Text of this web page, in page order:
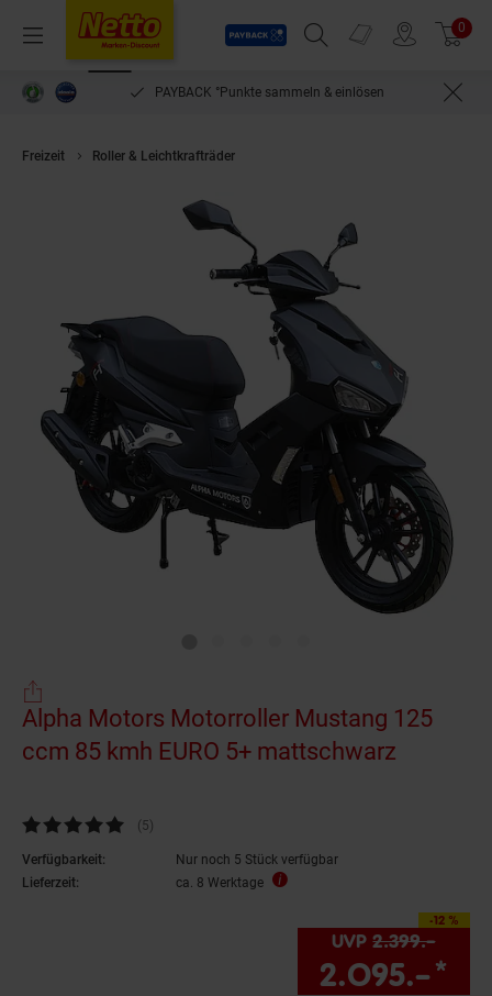
Menü
Payback
Suchfeld einblenden
Prospekte 0
PAYBACK °Punkte sammeln & einlösen
Freizeit Roller & Leichtkrafträder
Alpha Motors Motorroller Mustang 125
ccm 85 kmh EURO 5+ mattschwarz
Kundenbewertung: 4,8 von 5 Sternen
(5Kundenbewertungen
)
Verfügbarkeit:
Nur noch 5 Stück verfügbar
Lieferzeit:
ca. 8 Werktage
-12 %
Sie Sparen 12 Prozent,
UVP2.399.–UVP
2.095.–*